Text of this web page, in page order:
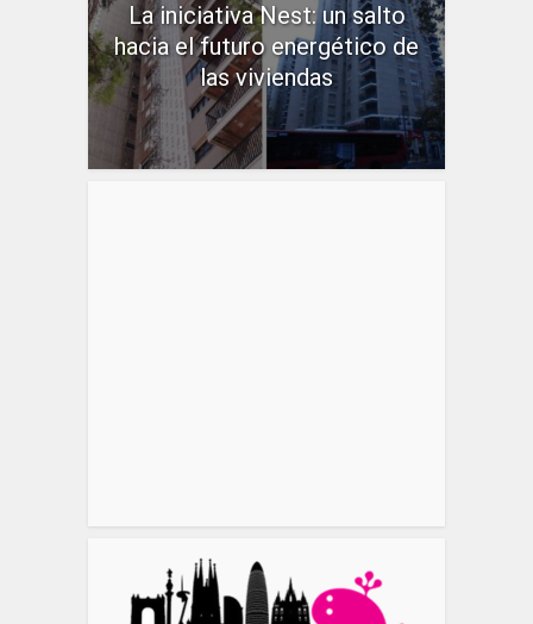
La iniciativa Nest: un salto
hacia el futuro energético de
las viviendas